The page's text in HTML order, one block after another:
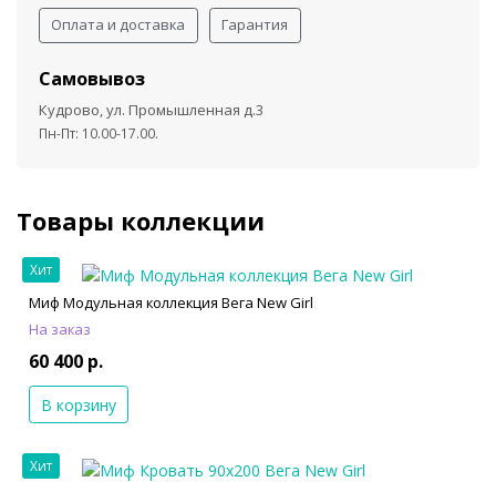
Оплата и доставка Гарантия
Самовывоз
Кудрово, ул. Промышленная д.3
Пн-Пт: 10.00-17.00.
Товары коллекции
Хит
Миф Модульная коллекция Вега New Girl
На заказ
60 400 р.
В корзину
Хит